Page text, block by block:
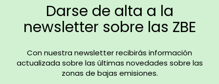
Darse de alta a la
newsletter sobre las ZBE
Con nuestra newsletter recibirás información
actualizada sobre las últimas novedades sobre las
zonas de bajas emisiones.